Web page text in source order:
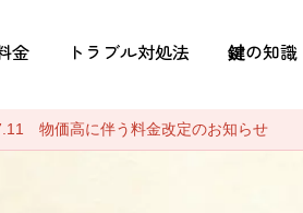
金 トラブル対処法 鍵の知識
物価高に伴う料金改定のお知らせ